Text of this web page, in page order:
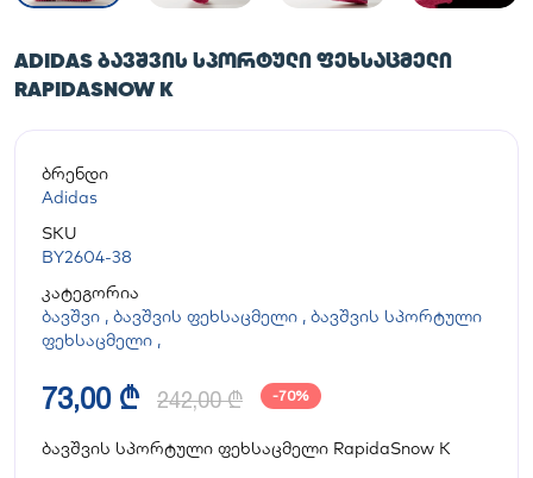
ADIDAS ᲑᲐᲕᲨᲕᲘᲡ ᲡᲞᲝᲠᲢᲣᲚᲘ ᲤᲔᲮᲡᲐᲪᲛᲔᲚᲘ
RAPIDASNOW K
ბრენდი
Adidas
SKU
BY2604-38
კატეგორია
ბავშვი , ბავშვის ფეხსაცმელი , ბავშვის სპორტული
ფეხსაცმელი ,
73,00 ₾ 242,00 ₾ -70%
ბავშვის სპორტული ფეხსაცმელი RapidaSnow K